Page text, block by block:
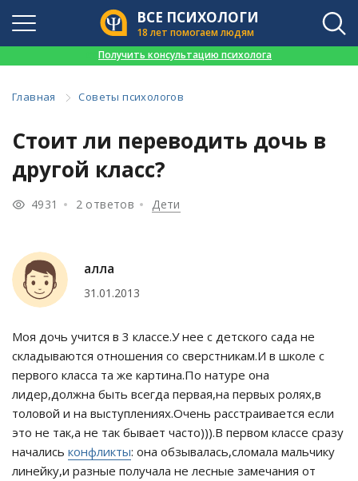
ВСЕ ПСИХОЛОГИ
18 лет помогаем людям
Получить консультацию психолога
Главная Советы психологов
Стоит ли переводить дочь в
другой класс?
4931 2 ответов Дети
алла
31.01.2013
Моя дочь учится в 3 классе.У нее с детского сада не
складываются отношения со сверстникам.И в школе с
первого класса та же картина.По натуре она
лидер,должна быть всегда первая,на первых ролях,в
толовой и на выступлениях.Очень расстраивается если
это не так,а не так бывает часто))).В первом классе сразу
начались конфликты: она обзывалась,сломала мальчику
линейку,и разные получала не лесные замечания от